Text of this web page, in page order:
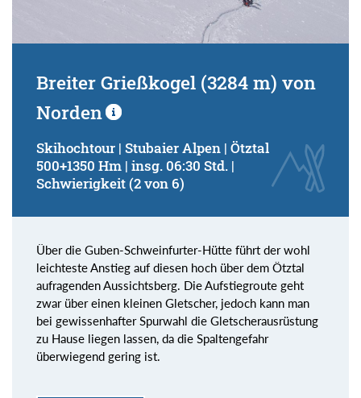
Breiter Grießkogel (3284 m) von
Norden
Skihochtour | Stubaier Alpen | Ötztal
500+1350 Hm | insg. 06:30 Std. |
Schwierigkeit (2 von 6)
Über die Guben-Schweinfurter-Hütte führt der wohl
leichteste Anstieg auf diesen hoch über dem Ötztal
aufragenden Aussichtsberg. Die Aufstiegroute geht
zwar über einen kleinen Gletscher, jedoch kann man
bei gewissenhafter Spurwahl die Gletscherausrüstung
zu Hause liegen lassen, da die Spaltengefahr
überwiegend gering ist.